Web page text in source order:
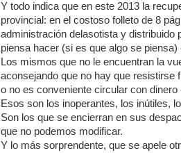
Y todo indica que en este 2013 la
provincial: en el costoso folleto de 8
administración delasotista y distribuido
piensa hacer (si es que algo se
Los mismos que no le encuentran la
aconsejando que no hay que resistirse
o no es conveniente circular con dinero
Esos son los inoperantes, los inútiles,
Son los que se encierran en sus
que no podemos modificar.
Y lo más sorprendente, que se apele